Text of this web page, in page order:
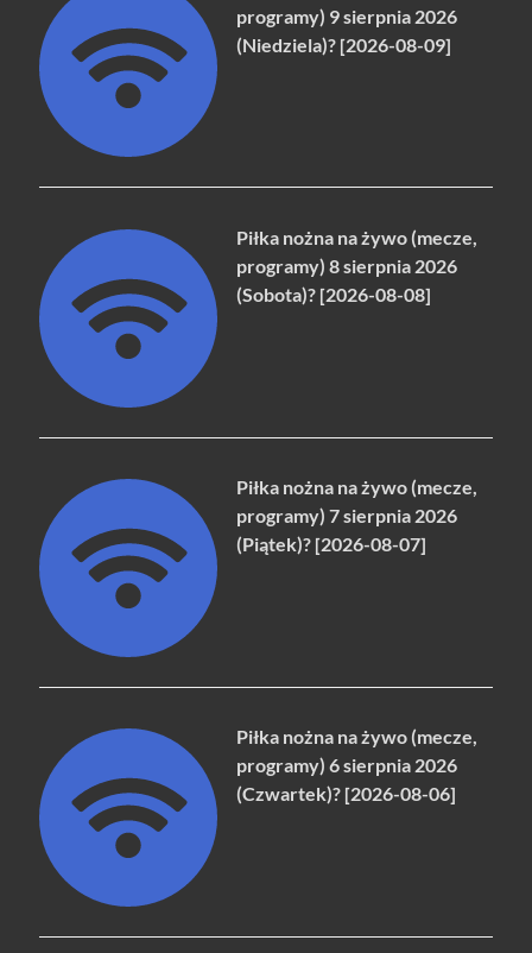
programy) 9 sierpnia 2026
(Niedziela)? [2026-08-09]
Piłka nożna na żywo (mecze,
programy) 8 sierpnia 2026
(Sobota)? [2026-08-08]
Piłka nożna na żywo (mecze,
programy) 7 sierpnia 2026
(Piątek)? [2026-08-07]
Piłka nożna na żywo (mecze,
programy) 6 sierpnia 2026
(Czwartek)? [2026-08-06]